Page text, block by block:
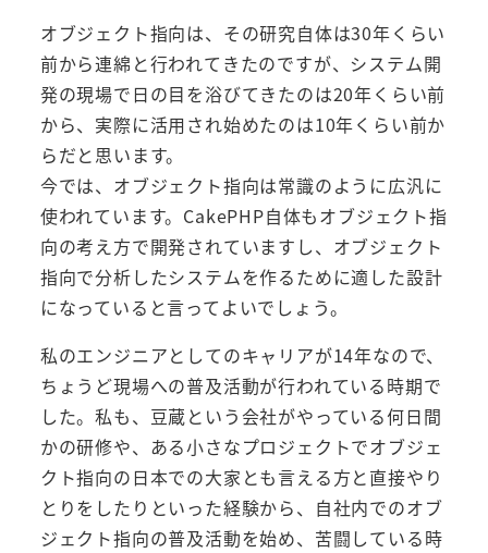
オブジェクト指向は、その研究自体は30年くらい
前から連綿と行われてきたのですが、システム開
発の現場で日の目を浴びてきたのは20年くらい前
から、実際に活用され始めたのは10年くらい前か
らだと思います。
今では、オブジェクト指向は常識のように広汎に
使われています。CakePHP自体もオブジェクト指
向の考え方で開発されていますし、オブジェクト
指向で分析したシステムを作るために適した設計
になっていると言ってよいでしょう。
私のエンジニアとしてのキャリアが14年なので、
ちょうど現場への普及活動が行われている時期で
した。私も、豆蔵という会社がやっている何日間
かの研修や、ある小さなプロジェクトでオブジェ
クト指向の日本での大家とも言える方と直接やり
とりをしたりといった経験から、自社内でのオブ
ジェクト指向の普及活動を始め、苦闘している時